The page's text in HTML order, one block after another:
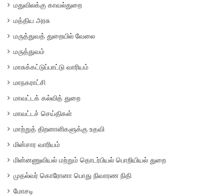
மதுவிலக்கு காவல்துறை
மத்திய அரசு
மருத்துவத் துறையில் வேலை
மருத்துவம்
மாசுக்கட்டுப்பாட்டு வாரியம்
மாநகராட்சி
மாவட்டக் கல்வித் துறை
மாவட்டச் செய்திகள்
மாற்றுத் திறனாளிகளுக்கு உதவி
மின்சார வாரியம்
மின்னணுவியல் மற்றும் தொடர்பியல் பொறியியல் துறை
முதல்வர் கொரோனா பொது நிவாரண நிதி
மோசடி